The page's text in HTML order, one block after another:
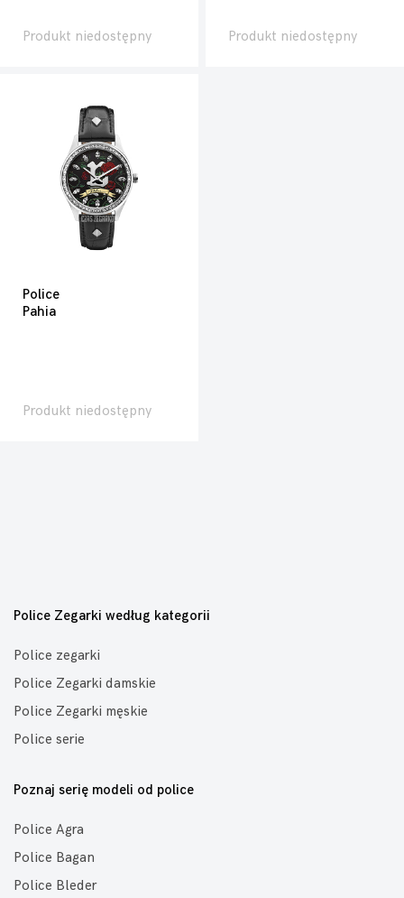
Produkt niedostępny Produkt niedostępny
Police
Pahia
Produkt niedostępny
Police Zegarki według kategorii
Police zegarki
Police Zegarki damskie
Police Zegarki męskie
Police serie
Poznaj serię modeli od police
Police Agra
Police Bagan
Police Bleder